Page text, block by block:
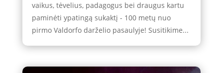
vaikus, tėvelius, padagogus bei draugus kartu
paminėti ypatingą sukaktį - 100 metų nuo
pirmo Valdorfo darželio pasaulyje! Susitikime...